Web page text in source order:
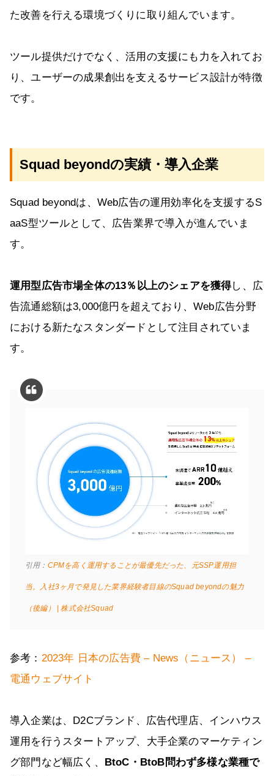
た改善を行える環境づくりに取り組んでいます。
ツール提供だけでなく、活用の支援にも力を入れてお
り、ユーザーの成果創出を支えるサービス設計が特徴
です。
Squad beyondの実績・導入企業
Squad beyondは、Web広告の運用効率化を支援するS
aaS型ツールとして、広告業界で導入が進んでいま
す。
運用型広告市場全体の13％以上のシェアを獲得し、広
告流通総額は3,000億円を超えており、Web広告分野
における新たなスタンダードとして注目されていま
す。
引用： CPMを高く運用することが最優先だった、元SSP運用担
当。入社3ヶ月で発見した業界経験者目線のSquad beyondの魅力
（後編） | 株式会社Squad
参考： 2023年 日本の広告費 – News（ニュース） –
電通ウェブサイト
導入企業は、D2Cブランド、広告代理店、インハウス
運用を行うスタートアップ、大手企業のマーケティン
グ部門など幅広く、 BtoC・BtoB問わず多様な業種で